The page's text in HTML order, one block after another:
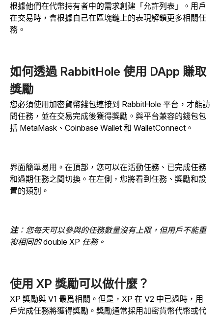
根據他們在代幣持有者中的需求創建「允許列表」。用戶
在交易時，會根據自己在區塊鏈上的表現解鎖更多相關任
務。
如何透過 RabbitHole 使用 DApp 賺取
獎勵
您必須使用加密貨幣錢包連接到 RabbitHole 平台，才能訪
問任務，並在交易完成後獲得獎勵。與平台兼容的錢包包
括 MetaMask、Coinbase Wallet 和 WalletConnect。
界面簡單易用。在頂部，您可以在活動任務、已完成任務
和過期任務之間切換。在左側，您將看到任務、獎勵和設
置的類別。
注：您每天可以參與的任務數量沒有上限，但用戶不能重
複相同的 double XP 任務。
使用 XP 獎勵可以做什麼？
XP 獎勵與 V1 最爲相關。但是，XP 在 V2 中已過時，用
戶完成任務將獲得獎勵。獎勵通常採用加密貨幣代幣或代